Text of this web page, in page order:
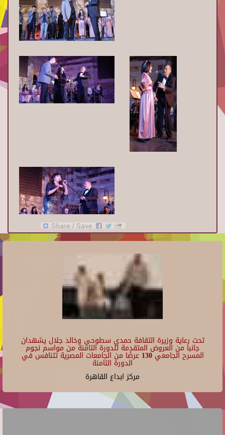
تحت رعاية وزيرة الثقافة حمدي سطوحي وخالد جلال يشهدان
جانبا من العروض المتقدمة للدورة الثامنة من مواسم نجوم
المسرح الجامعي 130 عرضًا من الجامعات المصرية تتنافس في
الدورة الثامنة
مركز ابداع القاهرة